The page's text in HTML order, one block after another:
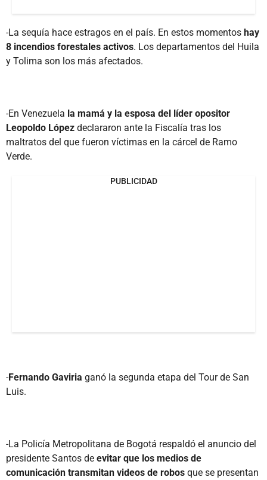
-La sequía hace estragos en el país. En estos momentos hay
8 incendios forestales activos. Los departamentos del Huila
y Tolima son los más afectados.
-En Venezuela la mamá y la esposa del líder opositor
Leopoldo López declararon ante la Fiscalía tras los
maltratos del que fueron víctimas en la cárcel de Ramo
Verde.
PUBLICIDAD
-Fernando Gaviria ganó la segunda etapa del Tour de San
Luis.
-La Policía Metropolitana de Bogotá respaldó el anuncio del
presidente Santos de evitar que los medios de
comunicación transmitan videos de robos que se presentan